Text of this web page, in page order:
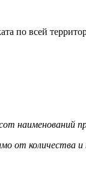
по всей
наименований
от количества